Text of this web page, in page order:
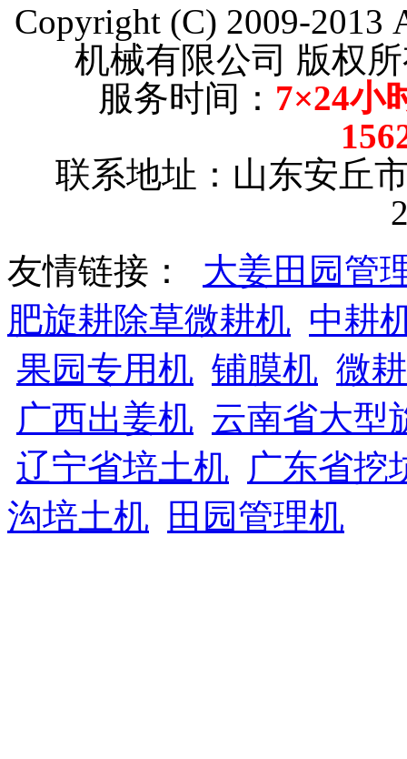
Copyright (C) 2009-2013
机械有限公司 版权
服务时间： 7×24小
联系地址：山东安丘
友情链接：
大姜田园管
肥旋耕除草微耕机 中耕
果园专用机 铺膜机 微
广西出姜机 云南省大型
辽宁省培土机 广东省挖
沟培土机
田园管理机